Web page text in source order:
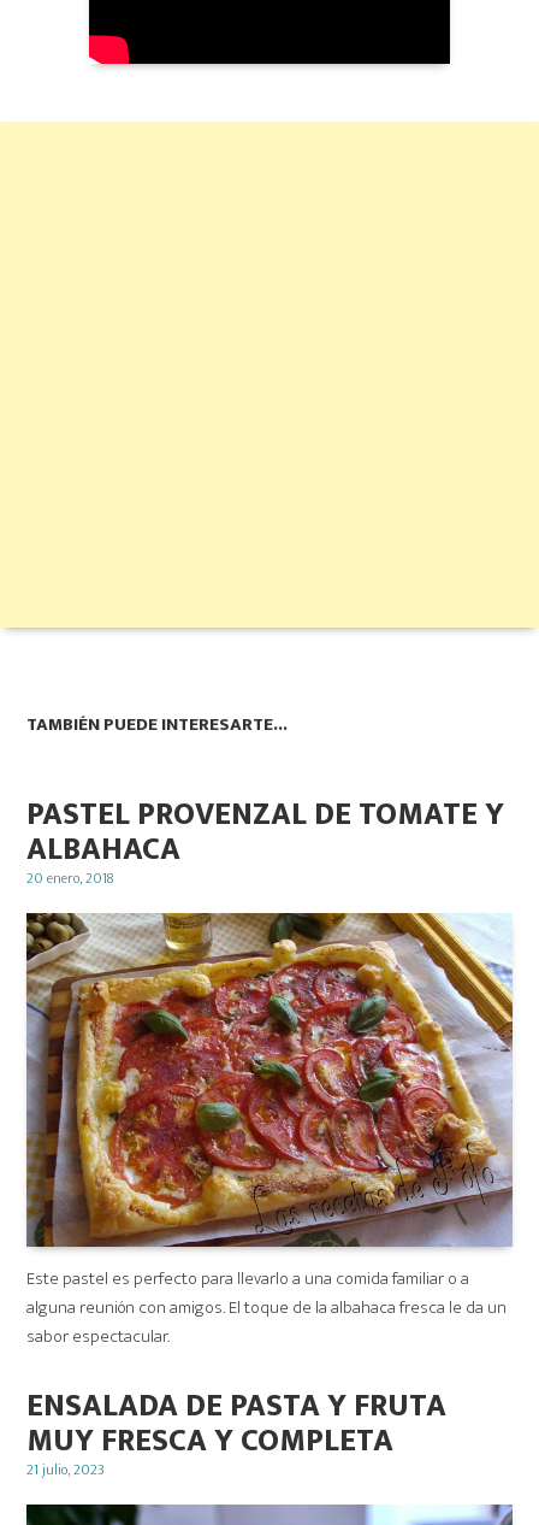
TAMBIÉN PUEDE INTERESARTE...
PASTEL PROVENZAL DE TOMATE Y
ALBAHACA
Posted
20 enero, 2018
Este pastel es perfecto para llevarlo a una comida familiar o a
alguna reunión con amigos. El toque de la albahaca fresca le da un
sabor espectacular.
ENSALADA DE PASTA Y FRUTA
MUY FRESCA Y COMPLETA
Posted
21 julio, 2023